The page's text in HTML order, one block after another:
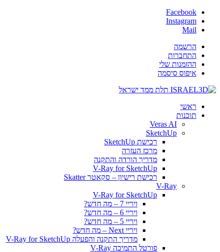
Facebook
Instagram
Mail
הרשמה
התחברות
ההזמנות שלי
איפוס סיסמה
ראשי
תוכנות
Veras AI
SketchUp
רכישת SketchUp
מרכז העזרה
מדריך הורדה והתקנה
V-Ray for SketchUp
רכישת רישיון – סקאטר Skatter
V-Ray
V-Ray for SketchUp
ויריי 7 – מה חדש?
ויריי 6 – מה חדש?
ויריי 5 – מה חדש?
ויריי Next – מה חדש?
מדריך התקנה והפעלה V-Ray for SketchUp
פורטל התמיכה V-Ray